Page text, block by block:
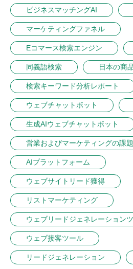
ビジネスマッチングAI
マーケティングファネル
Eコマース検索エンジン
同義語検索 日本の商
検索キーワード分析レポート
ウェブチャットボット
生成AIウェブチャットボット
営業およびマーケティングの課
AIプラットフォーム
ウェブサイトリード獲得
リストマーケティング
ウェブリードジェネレーション
ウェブ接客ツール
リードジェネレーション